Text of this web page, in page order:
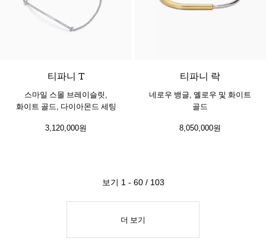
티파니 T
스마일 스몰 브레이슬릿,
화이트 골드, 다이아몬드 세팅
3,120,000원
티파니 락
네로우 뱅글, 옐로우 및 화이트
골드
8,050,000원
더 보기
보기 1 - 60 / 103